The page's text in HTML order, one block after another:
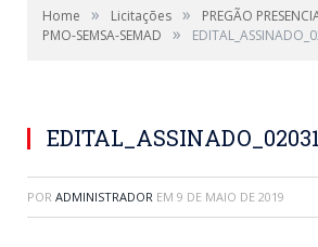
Home » Licitações »
PREGÃO
PMO-SEMSA-SEMAD
»
POR ADMINISTRADOR EM 9 DE MAIO DE 2019